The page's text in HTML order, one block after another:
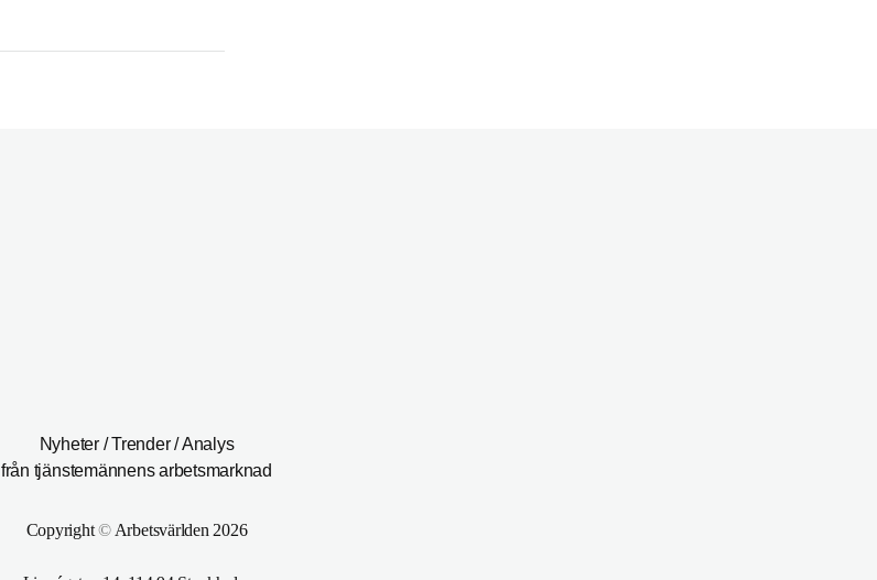
Nyheter / Trender / Analys
från tjänstemännens arbetsmarknad
Copyright©Arbetsvärlden 2026